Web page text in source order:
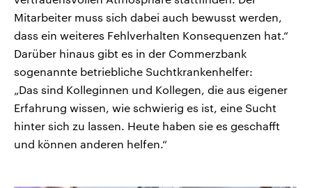
Mitarbeiter muss sich dabei auch bewusst werden,
dass ein weiteres Fehlverhalten Konsequenzen hat.“
Darüber hinaus gibt es in der Commerzbank
sogenannte betriebliche Suchtkrankenhelfer:
„Das sind Kolleginnen und Kollegen, die aus eigener
Erfahrung wissen, wie schwierig es ist, eine Sucht
hinter sich zu lassen. Heute haben sie es geschafft
und können anderen helfen.“